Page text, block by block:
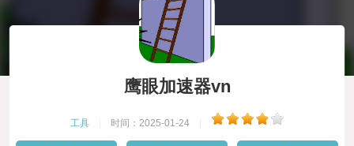
鹰眼加速器vn
工具 时间：2025-01-24